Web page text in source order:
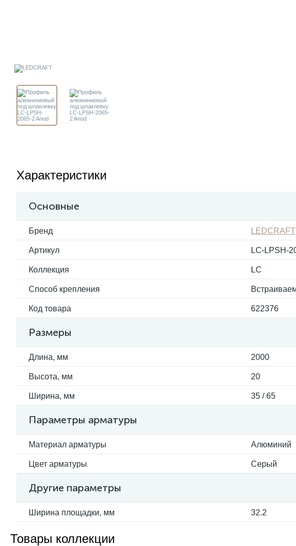
Характеристики
Основные
Бренд LEDCRAFT
Артикул LC-LPSH-
Коллекция LC
Способ крепления
Код товара 622376
Размеры
Длина, мм 2000
Высота, мм 20
Ширина, мм 35 / 65
Параметры арматуры
Материал арматуры Алюминий
Цвет арматуры Серый
Другие параметры
Ширина площадки, мм 32.2
Товары коллекции